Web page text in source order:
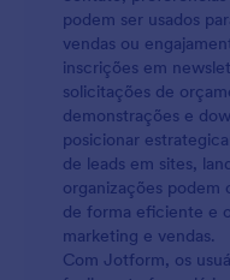
Saiba que você
envios recebidos
Jotform Tabelas.
imediatamente aqui
podem ser usados
vendas ou
inscrições em
solicitações de
demonstrações e
posicionar
de leads em sites,
organizações podem
de forma eficiente e
marketing e vendas.
Com Jotform, os